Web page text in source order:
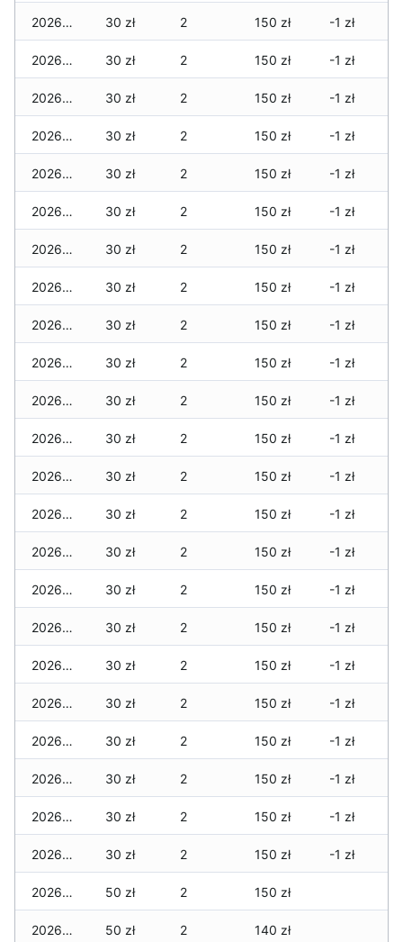
2026-07-02 30 zł 2 150 zł -1 zł
2026-07-01 30 zł 2 150 zł -1 zł
2026-06-30 30 zł 2 150 zł -1 zł
2026-06-28 30 zł 2 150 zł -1 zł
2026-06-27 30 zł 2 150 zł -1 zł
2026-06-26 30 zł 2 150 zł -1 zł
2026-06-25 30 zł 2 150 zł -1 zł
2026-06-24 30 zł 2 150 zł -1 zł
2026-06-23 30 zł 2 150 zł -1 zł
2026-06-22 30 zł 2 150 zł -1 zł
2026-06-21 30 zł 2 150 zł -1 zł
2026-06-20 30 zł 2 150 zł -1 zł
2026-06-19 30 zł 2 150 zł -1 zł
2026-06-18 30 zł 2 150 zł -1 zł
2026-06-17 30 zł 2 150 zł -1 zł
2026-06-16 30 zł 2 150 zł -1 zł
2026-06-15 30 zł 2 150 zł -1 zł
2026-06-14 30 zł 2 150 zł -1 zł
2026-06-13 30 zł 2 150 zł -1 zł
2026-06-12 30 zł 2 150 zł -1 zł
2026-06-11 30 zł 2 150 zł -1 zł
2026-06-10 30 zł 2 150 zł -1 zł
2026-06-09 30 zł 2 150 zł -1 zł
2026-06-07 50 zł 2 150 zł
2026-06-06 50 zł 2 140 zł